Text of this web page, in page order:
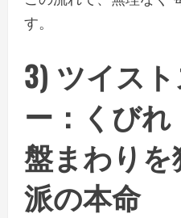
す。
3) ツイス
ー ：くび
盤まわり
派の本命